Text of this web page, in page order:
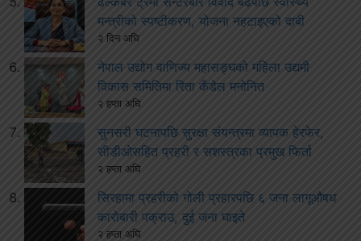
मन्त्रीको स्पष्टीकरण, योजना नहटाइएको दाबी
२ दिन अघि
नेपाल उद्योग वाणिज्य महासङ्घको महिला उद्यमी
विकास समितिमा रिता कँडेल मनोनित
२ हप्ता अघि
सुनसरी घटनापछि सुरक्षा संयन्त्रमा व्यापक हेरफेर,
सीडीओसहित प्रहरी र सशस्त्रका प्रमुख फिर्ता
२ हप्ता अघि
सिरहामा प्रहरीको गोली प्रहारपछि ६ जना लागूऔषध
कारोबारी पक्राउ, दुई जना घाइते
२ हप्ता अघि